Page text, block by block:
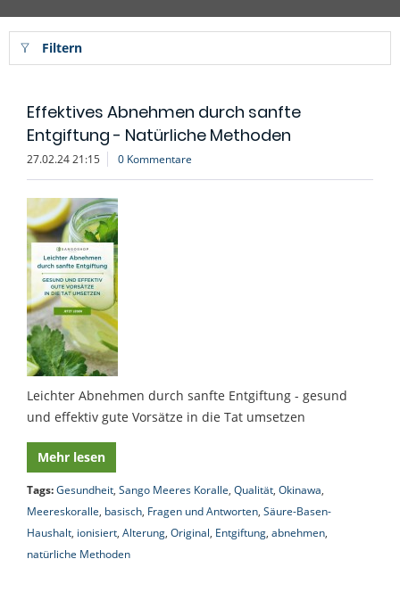
Filtern
Effektives Abnehmen durch sanfte
Entgiftung - Natürliche Methoden
27.02.24 21:15 0 Kommentare
Leichter Abnehmen durch sanfte Entgiftung - gesund
und effektiv gute Vorsätze in die Tat umsetzen
Mehr lesen
Tags:Gesundheit, Sango Meeres Koralle, Qualität, Okinawa,
Meereskoralle, basisch, Fragen und Antworten, Säure-Basen-
Haushalt, ionisiert, Alterung, Original, Entgiftung, abnehmen,
natürliche Methoden